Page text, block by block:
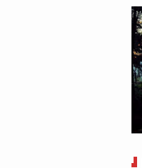
- Paket Gathering